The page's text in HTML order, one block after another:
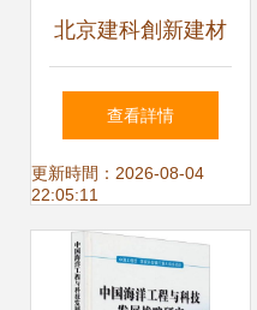
北京建科創新建材
技術研究中心 引領
工程技術研究與試
驗發展新篇章
查看詳情
更新時間：2026-08-04
22:05:11